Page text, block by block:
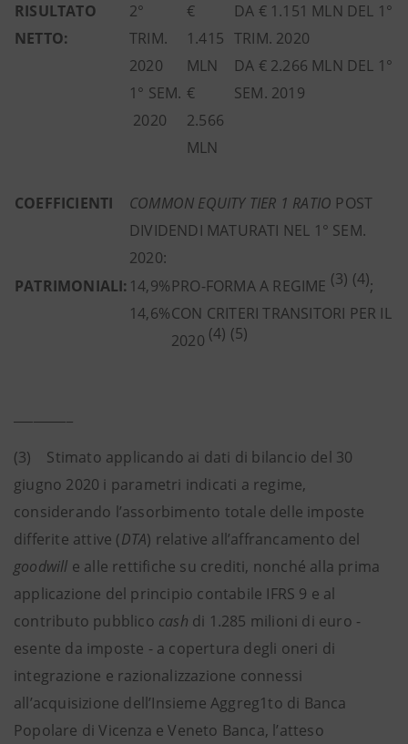
RISULTATO
NETTO:
2°
TRIM.
2020
1° SEM.
2020
€
1.415
MLN
€
2.566
MLN
DA € 1.151 MLN DEL 1°
TRIM. 2020
DA € 2.266 MLN DEL 1°
SEM. 2019
COEFFICIENTI COMMON EQUITY TIER 1 RATIO POST
DIVIDENDI MATURATI NEL 1° SEM.
2020:
PATRIMONIALI: 14,9%
14,6%
PRO-FORMA A REGIME (3) (4);
CON CRITERI TRANSITORI PER IL
2020 (4) (5)
(3) Stimato applicando ai dati di bilancio del 30
giugno 2020 i parametri indicati a regime,
considerando l’assorbimento totale delle imposte
differite attive (DTA) relative all’affrancamento del
goodwill e alle rettifiche su crediti, nonché alla prima
applicazione del principio contabile IFRS 9 e al
contributo pubblico cash di 1.285 milioni di euro -
esente da imposte - a copertura degli oneri di
integrazione e razionalizzazione connessi
all’acquisizione dell’Insieme Aggreg1to di Banca
Popolare di Vicenza e Veneto Banca, l’atteso